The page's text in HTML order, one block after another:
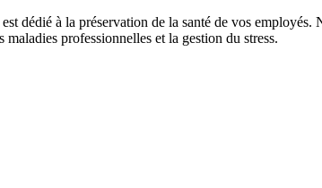
à la préservation de la santé de vos employés.
professionnelles et la gestion du stress.